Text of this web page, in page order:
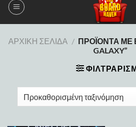
περιεχόμενο
ΑΡΧΙΚΉ ΣΕΛΊΔΑ / ΠΡΟΪΌΝΤΑ ΜΕ
GALAXY”